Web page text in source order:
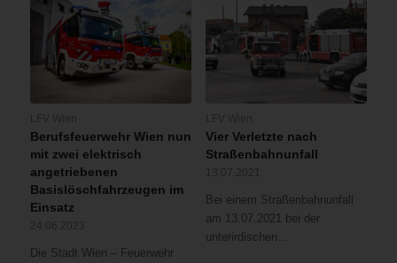
Berufsfeuerwehr Wien nun
mit zwei elektrisch
angetriebenen
Basislöschfahrzeugen im
Einsatz
Die Stadt Wien – Feuerwehr
Vier Verletzte nach
Straßenbahnunfall
Bei einem Straßenbahnunfall
am 13.07.2021 bei der
unterirdischen…